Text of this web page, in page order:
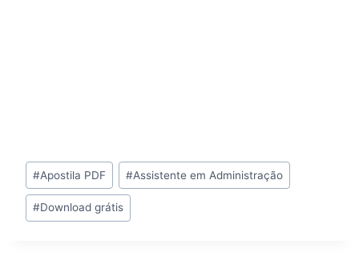
Tags
do
Post:
#Apostila PDF #Assistente em Administração
#Download grátis